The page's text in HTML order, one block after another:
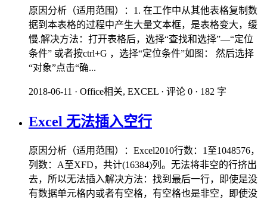
原因分析（适用范围）：1. 在工作中从其他表格复制数
据到本表格的过程中产生大量文本框，是表格变大，缓
慢.解决方法：打开表格后，选择“查找和选择”—“定位
条件” 或者按ctrl+G ，选择“定位条件”如图： 然后选择
“对象”点击“确...
2018-06-11 · Office相关, EXCEL · 评论 0 · 182 字
Excel 无法插入空行
原因分析（适用范围）：Excel2010行数：1至1048576，
列数：A至XFD，共计(16384)列。无法将非空的行挤出
去，所以无法插入解决方法：找到最后一行，即使是没
有数据单元格内或者有空格，有空格也是非空，即使没